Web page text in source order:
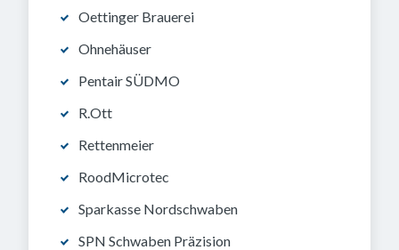
Oettinger Brauerei
Ohnehäuser
Pentair SÜDMO
R.Ott
Rettenmeier
RoodMicrotec
Sparkasse Nordschwaben
SPN Schwaben Präzision